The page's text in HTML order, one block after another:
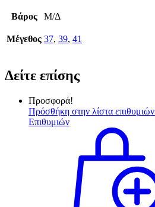
Βάρος Μ/Δ
Μέγεθος 37, 39, 41
Δείτε επίσης
Προσφορά!
Πρόσθήκη στην λίστα επιθυμιών
Επιθυμιών